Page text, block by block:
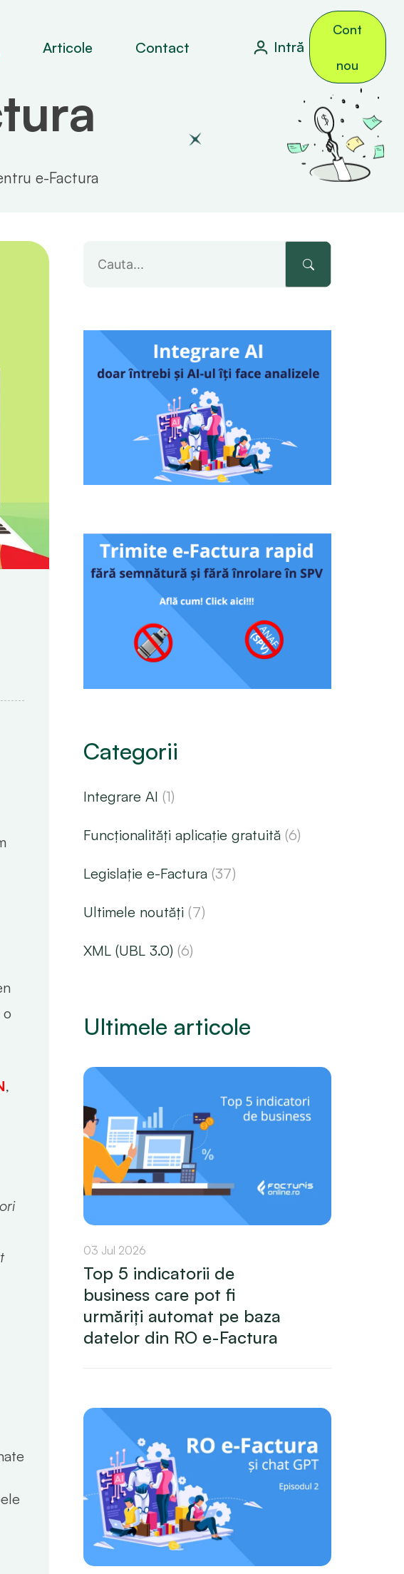
Intră
Cont
nou
Articole Contact
e-Factura
,
Categorii
Integrare AI (1)
Funcționalități aplicație gratuită (6)
Legislație e-Factura (37)
Ultimele noutăți (7)
XML (UBL 3.0) (6)
Ultimele articole
03 Jul 2026
Top 5 indicatorii de
business care pot fi
urmăriți automat pe baza
datelor din RO e-Factura